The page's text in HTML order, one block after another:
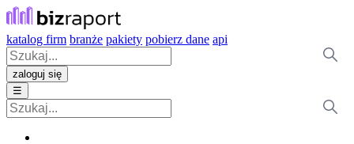
katalog firm branże pakiety pobierz dane api
zaloguj się
☰